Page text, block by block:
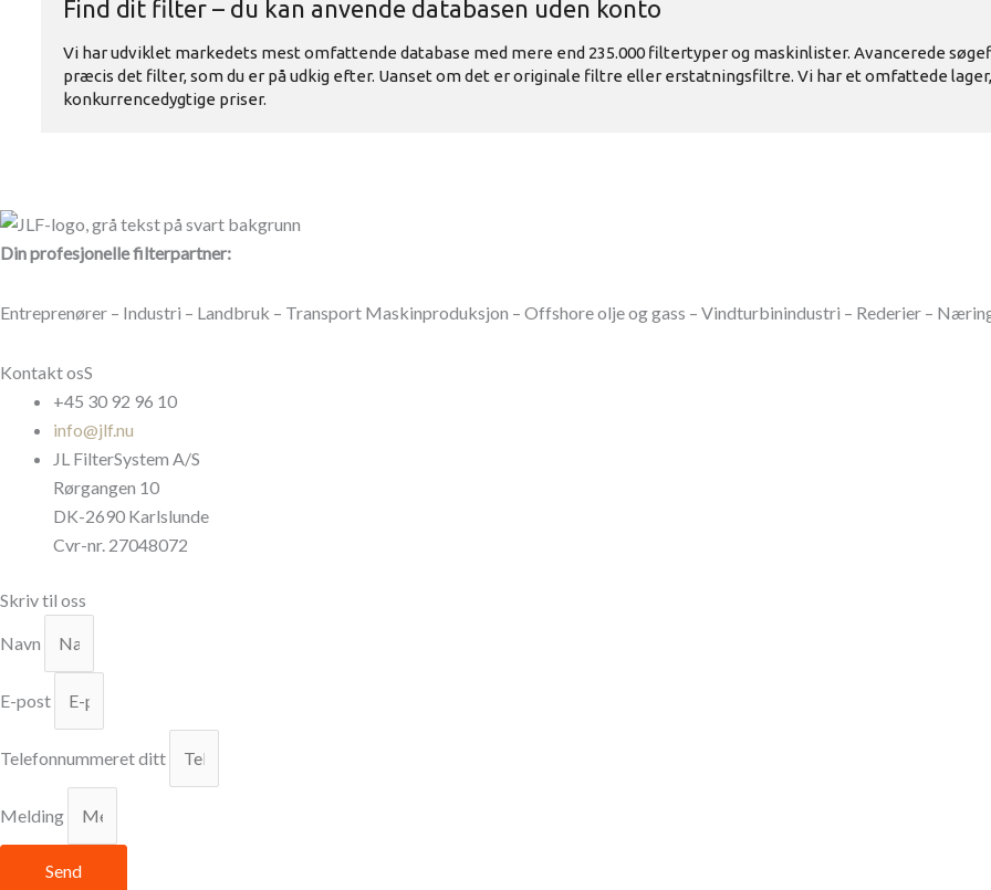
Din profesjonelle filterpartner:
Entreprenører – Industri – Landbruk – Transport Maskinproduksjon – Offshore olje og gass – Vindturbinindustri – Rederier –
Kontakt osS
+45 30 92 96 10
info@jlf.nu
JL FilterSystem A/S
Rørgangen 10
DK-2690 Karlslunde
Cvr-nr. 27048072
Skriv til oss
Navn
E-post
Telefonnummeret ditt
Melding
Send